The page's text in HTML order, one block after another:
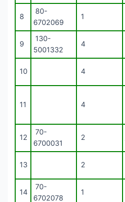
8
80-
6702069
1
9
130-
5001332
4
10 4
11 4
12
70-
6700031
2
13 2
14
70-
6702078
1